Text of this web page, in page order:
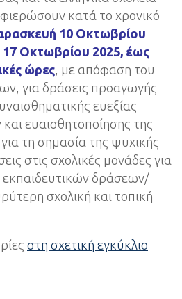
κατά το χρονικό
10 Οκτωβρίου
Οκτωβρίου 2025, έως
ώρες , με απόφαση του
για δράσεις προαγωγής
ευεξίας
ευαισθητοποίησης της
τη σημασία της ψυχικής
στις σχολικές μονάδες για
δράσεων/
σχολική και τοπική
στη σχετική εγκύκλιο